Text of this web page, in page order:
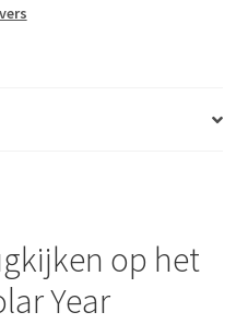
op het
Year